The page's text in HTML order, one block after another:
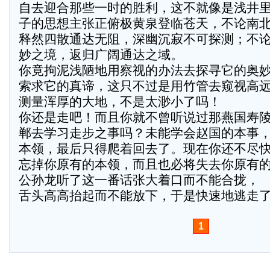
自去迎合那些一时的胜利，这不就像是浅井
子的思想主张正俯极黄泉登临苍天，不论南
释然四散通达无阻，深幽沉寂不可探测；不
妙之境，返归广阔通达之域。
你竟拘泥浅陋地用察视的办法去探寻它的奥
索求它的真谛，这只不过是用竹管去窥视高
测量浑厚的大地，不是太渺小了吗！
你还是走吧！而且你就不曾听说过那燕国寿
郸去学习走步之事吗？未能学会赵国的本事
本领，最后只得爬着回去了。现在你还不尽
忘掉你原有的本领，而且也必将失去你原有
公孙龙听了这一番话张大着口而不能合拢，
舌头高高抬起而不能放下，于是快速地逃走
1